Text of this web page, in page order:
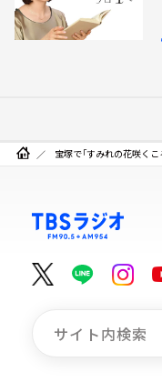
宝塚で「すみれの花咲く